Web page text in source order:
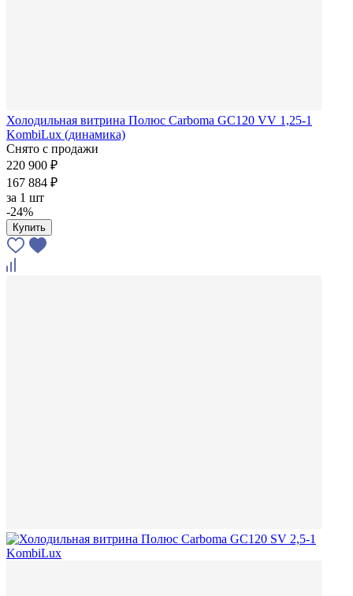
Холодильная витрина Полюс Carboma GC120 VV 1,25-1
KombiLux (динамика)
Снято с продажи
220 900 ₽
167 884 ₽
за 1 шт
-24%
Купить